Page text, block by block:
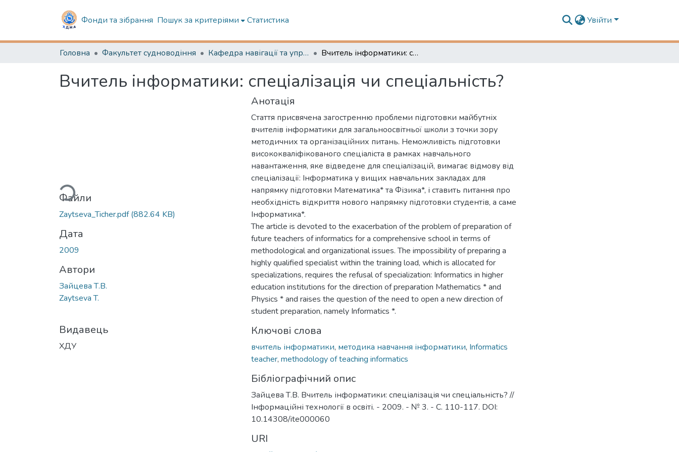
Фонди та зібрання Пошук за критеріями Статистика Увійти
Головна Факультет судноводіння Кафедра навігації та управління судном Вчитель інформатики: спеціалізація чи спеціальність?
Вчитель інформатики: спеціалізація чи спеціальність?
Вантажиться...
Файли
Zaytseva_Ticher.pdf(882.64 KB)
Дата
2009
Автори
Зайцева Т.В.
Zaytseva T.
Видавець
ХДУ
Анотація
Стаття присвячена загостренню проблеми підготовки майбутніх
вчителів інформатики для загальноосвітньої школи з точки зору
методичних та організаційних питань. Неможливість підготовки
висококваліфікованого спеціаліста в рамках навчального
навантаження, яке відведене для спеціалізацій, вимагає відмову від
спеціалізації: Інформатика у вищих навчальних закладах для
напрямку підготовки Математика* та Фізика*, і ставить питання про
необхідність відкриття нового напрямку підготовки студентів, а саме
Інформатика*.
The article is devoted to the exacerbation of the problem of preparation of
future teachers of informatics for a comprehensive school in terms of
methodological and organizational issues. The impossibility of preparing a
highly qualified specialist within the training load, which is allocated for
specializations, requires the refusal of specialization: Informatics in higher
education institutions for the direction of preparation Mathematics * and
Physics * and raises the question of the need to open a new direction of
student preparation, namely Informatics *.
Ключові слова
вчитель інформатики, методика навчання інформатики, Informatics
teacher, methodology of teaching informatics
Бібліографічний опис
Зайцева Т.В. Вчитель інформатики: спеціалізація чи спеціальність? //
Інформаційні технології в освіті. - 2009. - № 3. - С. 110-117. DOI:
10.14308/ite000060
URI